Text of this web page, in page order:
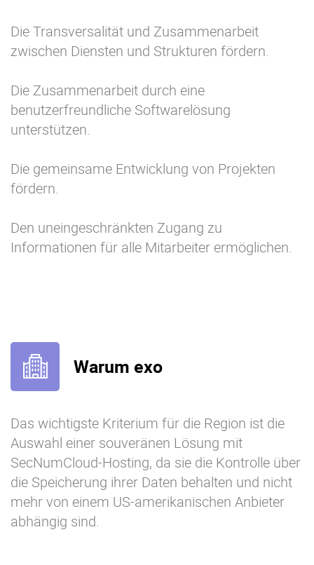
Die Transversalität und Zusammenarbeit
zwischen Diensten und Strukturen fördern.
Die Zusammenarbeit durch eine
benutzerfreundliche Softwarelösung
unterstützen.
Die gemeinsame Entwicklung von Projekten
fördern.
Den uneingeschränkten Zugang zu
Informationen für alle Mitarbeiter ermöglichen.
Warum exo
Das wichtigste Kriterium für die Region ist die
Auswahl einer souveränen Lösung mit
SecNumCloud-Hosting, da sie die Kontrolle über
die Speicherung ihrer Daten behalten und nicht
mehr von einem US-amerikanischen Anbieter
abhängig sind.